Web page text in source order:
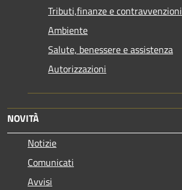
Tributi,finanze e contravvenzioni
Ambiente
Salute, benessere e assistenza
Autorizzazioni
NOVITÀ
Notizie
Comunicati
Avvisi